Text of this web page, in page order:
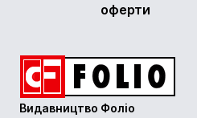
оферти
Видавництво Фоліо